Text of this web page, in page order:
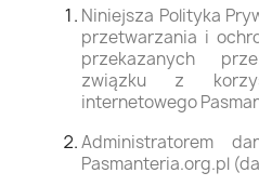
Niniejsza Polityka
przetwarzania i
przekazanych
związku z
internetowego
Administratorem
Pasmanteria.org.pl